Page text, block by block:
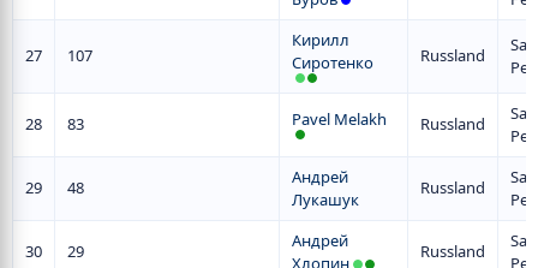
27 107
Кирилл
Сиротенко
Russland
28 83 Pavel Melakh Russland
29 48
Андрей
Лукашук
Russland
30 29
Андрей
Хлопин
Russland